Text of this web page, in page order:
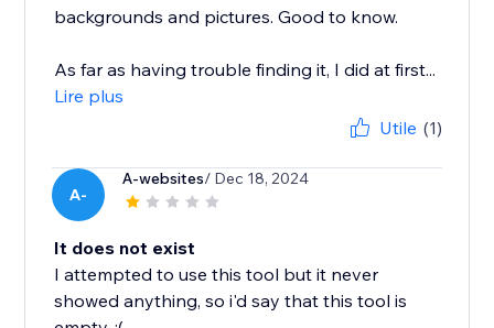
backgrounds and pictures. Good to know.
As far as having trouble finding it, I did at first...
Lire plus
Utile (1)
A-
A-websites/ Dec 18, 2024
It does not exist
I attempted to use this tool but it never
showed anything, so i'd say that this tool is